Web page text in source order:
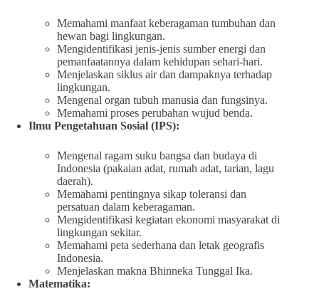
Memahami manfaat keberagaman tumbuhan dan
hewan bagi lingkungan.
Mengidentifikasi jenis-jenis sumber energi dan
pemanfaatannya dalam kehidupan sehari-hari.
Menjelaskan siklus air dan dampaknya terhadap
lingkungan.
Mengenal organ tubuh manusia dan fungsinya.
Memahami proses perubahan wujud benda.
Ilmu Pengetahuan Sosial (IPS):
Mengenal ragam suku bangsa dan budaya di
Indonesia (pakaian adat, rumah adat, tarian, lagu
daerah).
Memahami pentingnya sikap toleransi dan
persatuan dalam keberagaman.
Mengidentifikasi kegiatan ekonomi masyarakat di
lingkungan sekitar.
Memahami peta sederhana dan letak geografis
Indonesia.
Menjelaskan makna Bhinneka Tunggal Ika.
Matematika: